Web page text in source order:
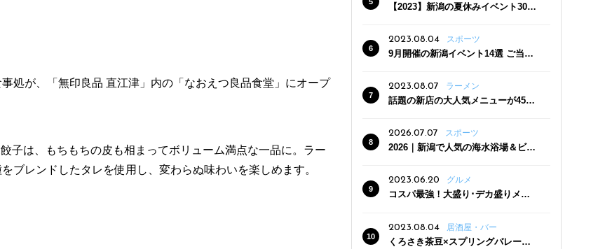
処が、「無印良品 直江津」内の「なおえつ良品食堂」にオープ
子は、もちもちの皮も相まってボリューム満点な一品に。ラー
ブレンドしたタレを使用し、変わらぬ味わいを楽しめます。
【2023】新潟の夏休みイベント30
2023.08.04
スポーツ
9月開催の新潟イベント14選 ご当地
2023.08.07 ラーメン
話題の新店の大人気メニューが450
クーポン登場
2026.07.07 スポーツ
2026｜新潟で人気の海水浴場＆ビー
2023.06.20
グルメ
コスパ最強！大盛り･デカ盛りメニ
2023.08.04
居酒屋・バー
くろさき茶豆×スプリングバレー豊